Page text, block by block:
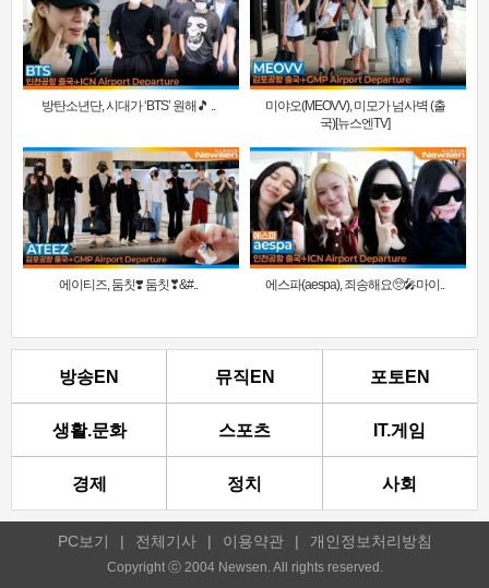
방탄소년단, 시대가 ‘BTS’ 원해🎵 ..
미야오(MEOVV), 미모가 넘사벽 (출
국)[뉴스엔TV]
에이티즈, 둠칫❣️ 둠칫❣&#.. 에스파(aespa), 죄송해요🥺🎤마이..
방송EN 뮤직EN 포토EN
생활.문화 스포츠 IT.게임
경제 정치 사회
PC보기 | 전체기사 | 이용약관 | 개인정보처리방침
Copyright ⓒ 2004 Newsen. All rights reserved.